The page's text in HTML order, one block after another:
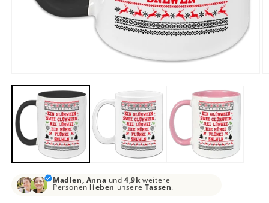
1
Modal
öffnen
Madlen, Anna und4,9k weitere
Personen lieben unsere Tassen.